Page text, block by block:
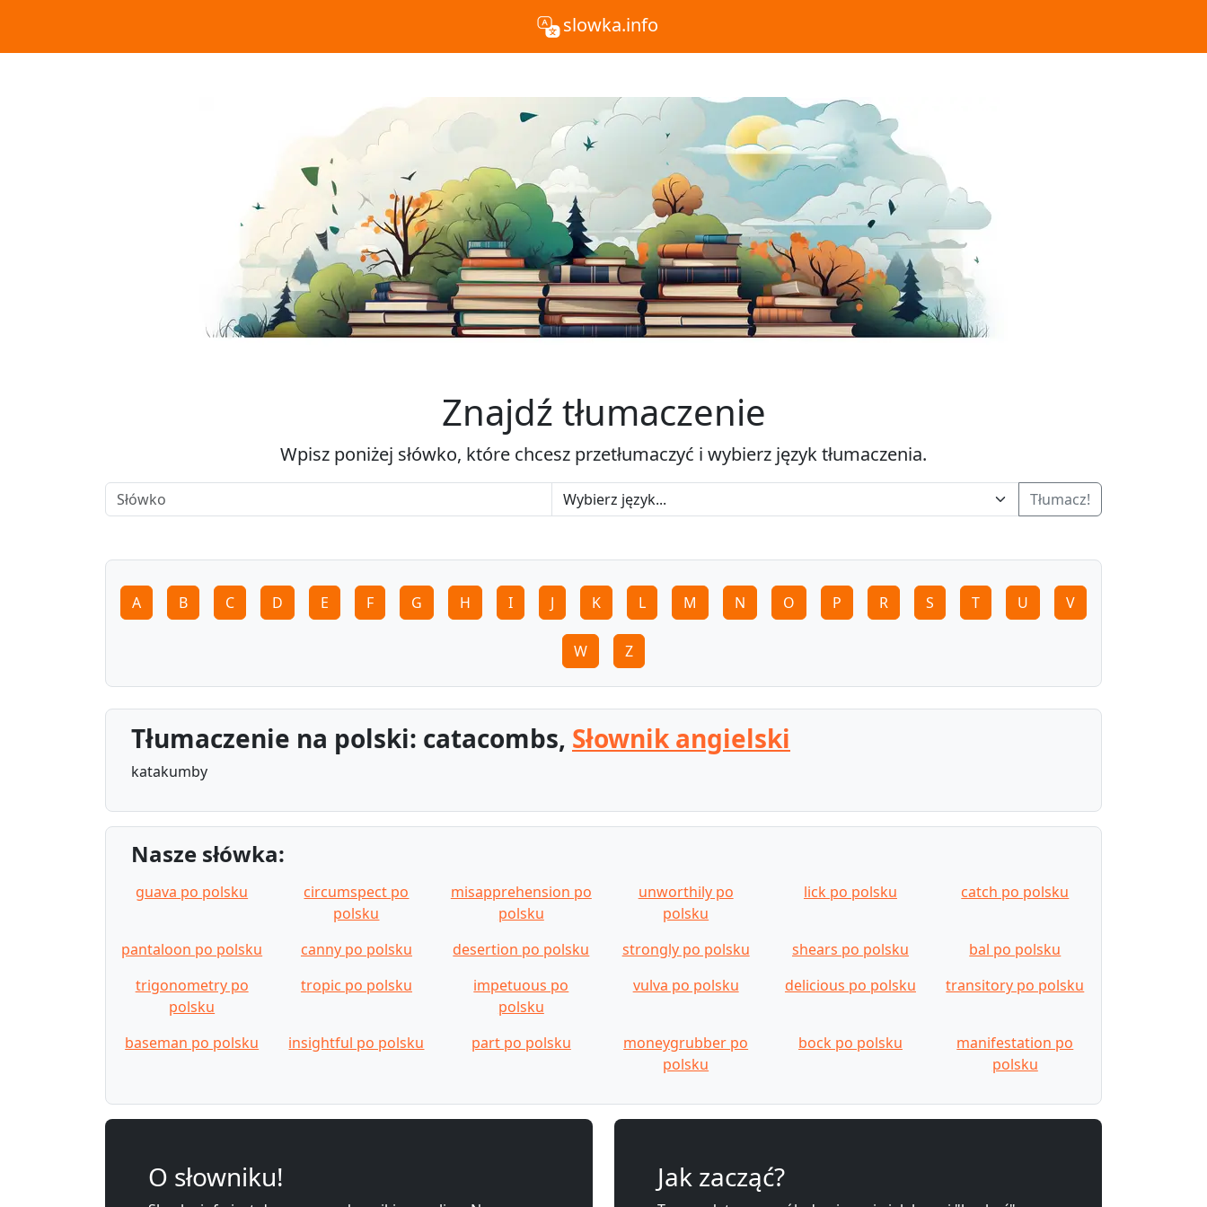
slowka.info
Znajdź tłumaczenie
Wpisz poniżej słówko, które chcesz przetłumaczyć i wybierz język tłumaczenia.
Tłumacz!
A B C D E F G H I J K L M N O P R S T U V
W Z
Tłumaczenie na polski: catacombs, Słownik angielski
katakumby
Nasze słówka:
guava po polsku
circumspect po
polsku
misapprehension po
polsku
unworthily po
polsku
lick po polsku catch po polsku
pantaloon po polsku canny po polsku desertion po polsku strongly po polsku shears po polsku
bal po polsku
trigonometry po
polsku
tropic po polsku
impetuous po
polsku
vulva po polsku delicious po polsku transitory po polsku
baseman po polsku insightful po polsku part po polsku
moneygrubber po
polsku
bock po polsku
manifestation po
polsku
O słowniku! Jak zacząć?